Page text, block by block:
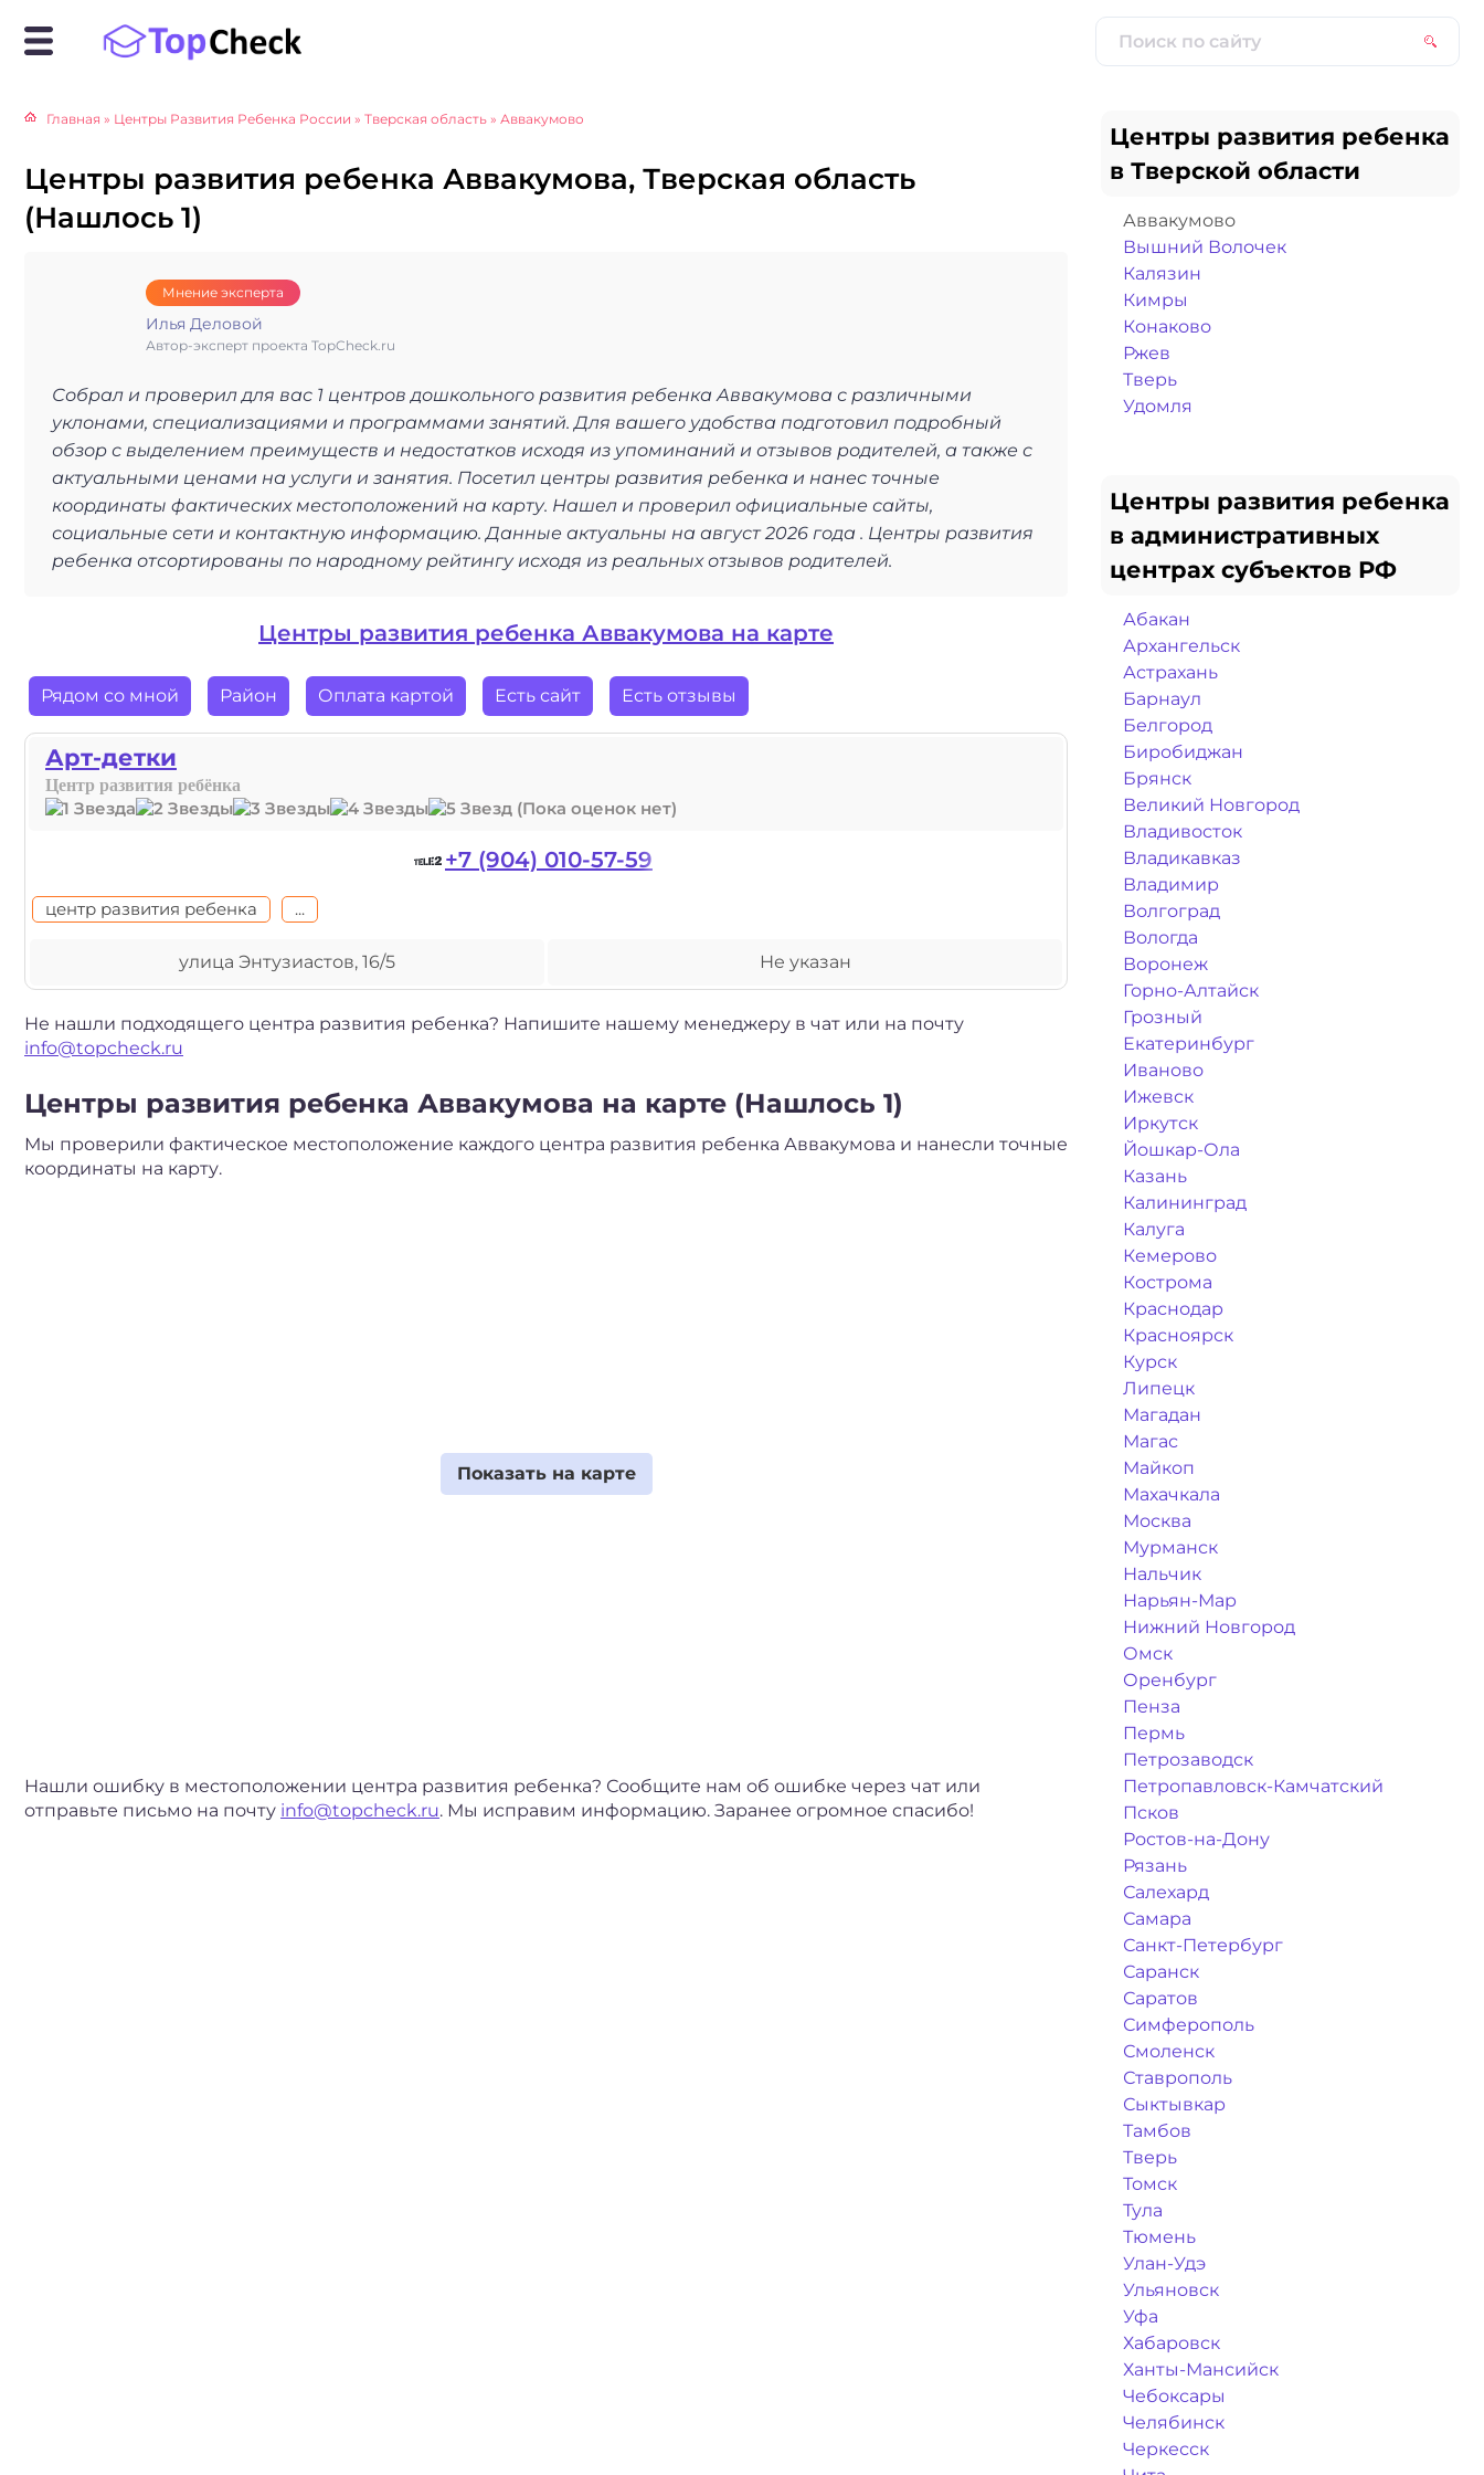
Главная » Центры Развития Ребенка России » Тверская область » Аввакумово
Центры развития ребенка Аввакумова, Тверская область
(Нашлось 1)
Мнение эксперта
Илья Деловой
Автор-эксперт проекта TopCheck.ru
Собрал и проверил для вас 1 центров дошкольного развития ребенка Аввакумова с различными
уклонами, специализациями и программами занятий. Для вашего удобства подготовил подробный
обзор с выделением преимуществ и недостатков исходя из упоминаний и отзывов родителей, а также с
актуальными ценами на услуги и занятия. Посетил центры развития ребенка и нанес точные
координаты фактических местоположений на карту. Нашел и проверил официальные сайты,
социальные сети и контактную информацию. Данные актуальны на август 2026 года . Центры развития
ребенка отсортированы по народному рейтингу исходя из реальных отзывов родителей.
Центры развития ребенка Аввакумова на карте
Рядом со мной Район Оплата картой Есть сайт Есть отзывы
Арт-детки
Центр развития ребёнка
(Пока оценок нет)
+7 (904) 010-57-59
центр развития ребенка ...
улица Энтузиастов, 16/5 Не указан
Не нашли подходящего центра развития ребенка? Напишите нашему менеджеру в чат или на почту
info@topcheck.ru
Центры развития ребенка Аввакумова на карте (Нашлось 1)
Мы проверили фактическое местоположение каждого центра развития ребенка Аввакумова и нанесли точные
координаты на карту.
Нашли ошибку в местоположении центра развития ребенка? Сообщите нам об ошибке через чат или
отправьте письмо на почту info@topcheck.ru. Мы исправим информацию. Заранее огромное спасибо!
Центры развития ребенка
в Тверской области
Аввакумово
Вышний Волочек
Калязин
Кимры
Конаково
Ржев
Тверь
Удомля
Центры развития ребенка
в административных
центрах субъектов РФ
Абакан
Архангельск
Астрахань
Барнаул
Белгород
Биробиджан
Брянск
Великий Новгород
Владивосток
Владикавказ
Владимир
Волгоград
Вологда
Воронеж
Горно-Алтайск
Грозный
Екатеринбург
Иваново
Ижевск
Иркутск
Йошкар-Ола
Казань
Калининград
Калуга
Кемерово
Кострома
Краснодар
Красноярск
Курск
Липецк
Магадан
Магас
Майкоп
Махачкала
Москва
Мурманск
Нальчик
Нарьян-Мар
Нижний Новгород
Омск
Оренбург
Пенза
Пермь
Петрозаводск
Петропавловск-Камчатский
Псков
Ростов-на-Дону
Рязань
Салехард
Самара
Санкт-Петербург
Саранск
Саратов
Симферополь
Смоленск
Ставрополь
Сыктывкар
Тамбов
Тверь
Томск
Тула
Тюмень
Улан-Удэ
Ульяновск
Уфа
Хабаровск
Ханты-Мансийск
Чебоксары
Челябинск
Черкесск